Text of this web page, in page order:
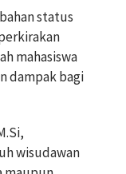
status
mahasiswa
dampak bagi
wisudawan